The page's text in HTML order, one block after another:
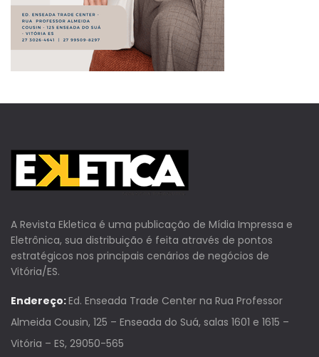
A Revista Ekletica é uma publicação de Mídia Impressa e
Eletrônica, sua distribuição é feita através de pontos
estratégicos nos principais cenários de negócios de
Vitória/ES.
Endereço:Ed. Enseada Trade Center na Rua Professor
Almeida Cousin, 125 – Enseada do Suá, salas 1601 e 1615 –
Vitória – ES, 29050-565